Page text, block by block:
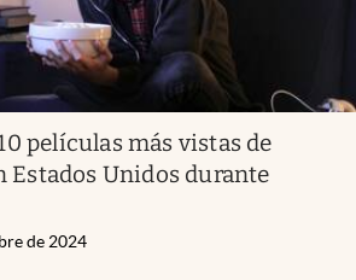
películas más vistas de
Estados Unidos durante
de 2024